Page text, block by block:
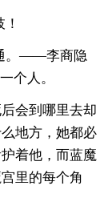
。——李商隐
个人。
会到哪里去却
地方，她都必
着他，而蓝魔
里的每个角